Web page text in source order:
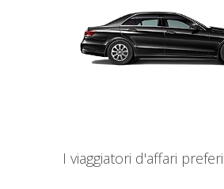
I viaggiatori d'affari